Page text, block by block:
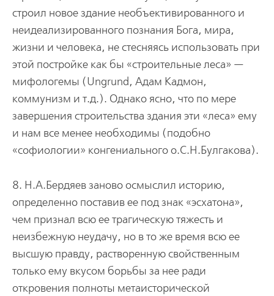
строил новое здание необъективированного и
неидеализированного познания Бога, мира,
жизни и человека, не стесняясь использовать при
этой постройке как бы «строительные леса» —
мифологемы (Ungrund, Адам Кадмон,
коммунизм и т.д.). Однако ясно, что по мере
завершения строительства здания эти «леса» ему
и нам все менее необходимы (подобно
«софиологии» конгениального о.С.Н.Булгакова).
8. Н.А.Бердяев заново осмыслил историю,
определенно поставив ее под знак «эсхатона»,
чем признал всю ее трагическую тяжесть и
неизбежную неудачу, но в то же время всю ее
высшую правду, растворенную свойственным
только ему вкусом борьбы за нее ради
откровения полноты метаисторической